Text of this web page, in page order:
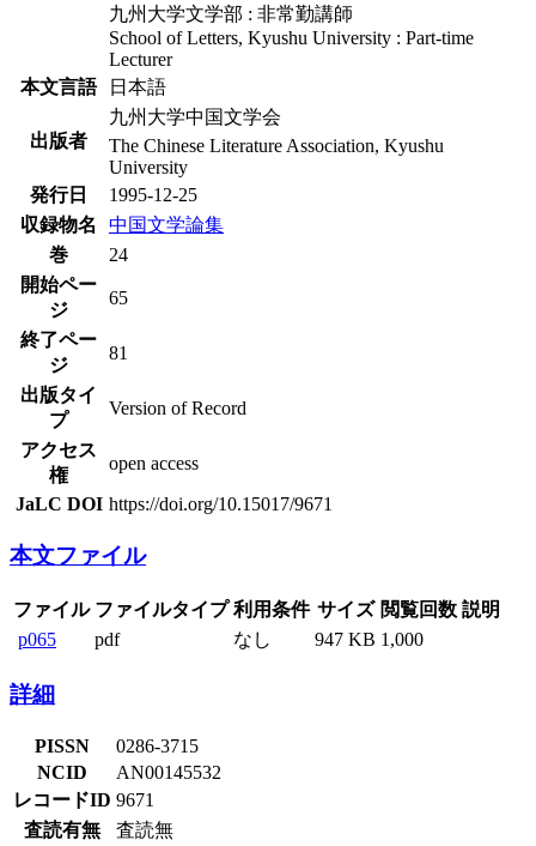
九州大学文学部 : 非常勤講師
School of Letters, Kyushu University : Part-time
Lecturer
本文言語
日本語
出版者
九州大学中国文学会
The Chinese Literature Association, Kyushu
University
発行日
1995-12-25
収録物名
中国文学論集
巻
24
開始ペー
ジ
65
終了ペー
ジ
81
出版タイ
プ
Version of Record
アクセス
権
open access
JaLC DOI https://doi.org/10.15017/9671
本文ファイル
ファイル ファイルタイプ 利用条件 サイズ 閲覧回数 説明
p065
pdf なし 947 KB 1,000
詳細
PISSN
0286-3715
NCID
AN00145532
レコードID 9671
査読有無
査読無